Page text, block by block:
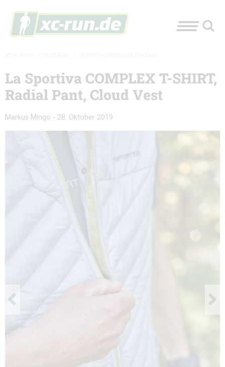
La Sportiva COMPLEX T-SHIRT,
Radial Pant, Cloud Vest
Markus Mingo - 28. Oktober 2019